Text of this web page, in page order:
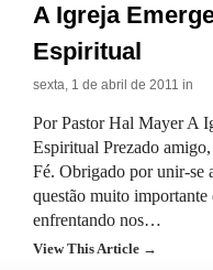
A Igreja
Espiritual
sexta, 1 de abril de 2011 in
Por Pastor Hal Mayer A
Espiritual Prezado
Fé. Obrigado por unir-se
questão muito importante
enfrentando nos…
View This Article →